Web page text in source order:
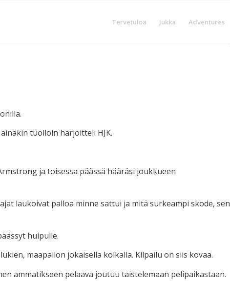
Tervetuloa Jukka Adventures
tuolloin harjoitteli HJK.
ja toisessa päässä hääräsi joukkueen
laukoivat palloa minne sattui ja mitä surkeampi skode, sen
huipulle.
maapallon jokaisella kolkalla. Kilpailu on siis kovaa.
ammatikseen pelaava joutuu taistelemaan pelipaikastaan.